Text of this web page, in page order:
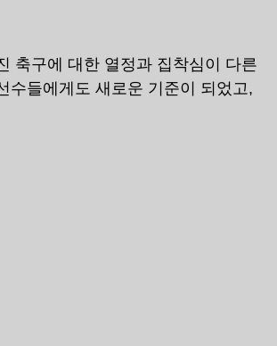
축구에 대한 열정과 집착심이 다른
수들에게도 새로운 기준이 되었고,